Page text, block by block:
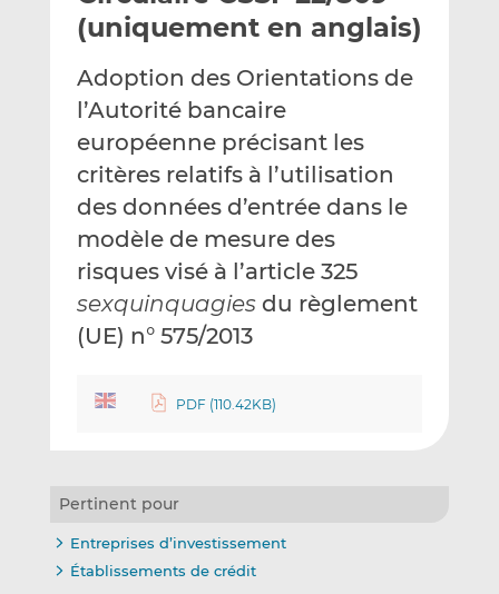
e
r
p
r
e
m
a
l
g
e
r
u
r
L
i
k
e
d
I
n
g
e
r
u
r
F
e
b
o
o
(uniquement en anglais)
Adoption des Orientations de
l’Autorité bancaire
européenne précisant les
critères relatifs à l’utilisation
des données d’entrée dans le
modèle de mesure des
risques visé à l’article 325
sexquinquagiesdu règlement
(UE) n° 575/2013
PDF (110.42KB)
Pertinent pour
Entreprises d’investissement
Établissements de crédit